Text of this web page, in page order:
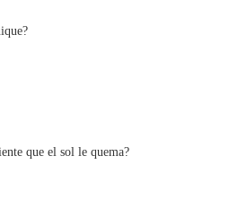
que el sol le quema?